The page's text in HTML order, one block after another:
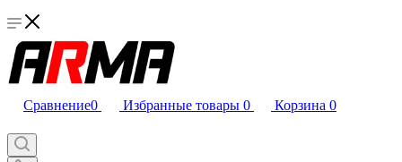
Сравнение0 Избранные товары 0 Корзина 0